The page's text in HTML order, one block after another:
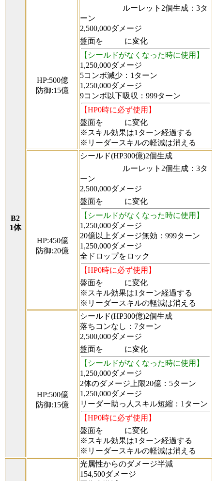
B2
1体
HP:500億
防御:15億
ルーレット2個生成：3タ
ーン
2,500,000ダメージ
盤面を
に変化
【シールドがなくなった時に使用】
1,250,000ダメージ
5コンボ減少：1ターン
1,250,000ダメージ
9コンボ以下吸収：999ターン
【HP0時に必ず使用】
盤面を
に変化
※スキル効果は1ターン経過する
※リーダースキルの軽減は消える
HP:450億
防御:20億
シールド(HP300億)2個生成
ルーレット2個生成：3タ
ーン
2,500,000ダメージ
盤面を
に変化
【シールドがなくなった時に使用】
1,250,000ダメージ
20億以上ダメージ無効：999ターン
1,250,000ダメージ
全ドロップをロック
【HP0時に必ず使用】
盤面を
に変化
※スキル効果は1ターン経過する
※リーダースキルの軽減は消える
HP:500億
防御:15億
シールド(HP300億)2個生成
落ちコンなし：7ターン
2,500,000ダメージ
盤面を
に変化
【シールドがなくなった時に使用】
1,250,000ダメージ
2体のダメージ上限20億：5ターン
1,250,000ダメージ
リーダー助っ人スキル短縮：1ターン
【HP0時に必ず使用】
盤面を
に変化
※スキル効果は1ターン経過する
※リーダースキルの軽減は消える
光属性からのダメージ半減
154,500ダメージ